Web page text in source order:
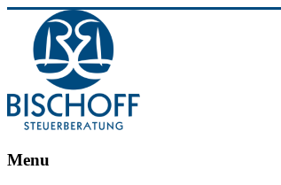
BISCHOFF
Menu